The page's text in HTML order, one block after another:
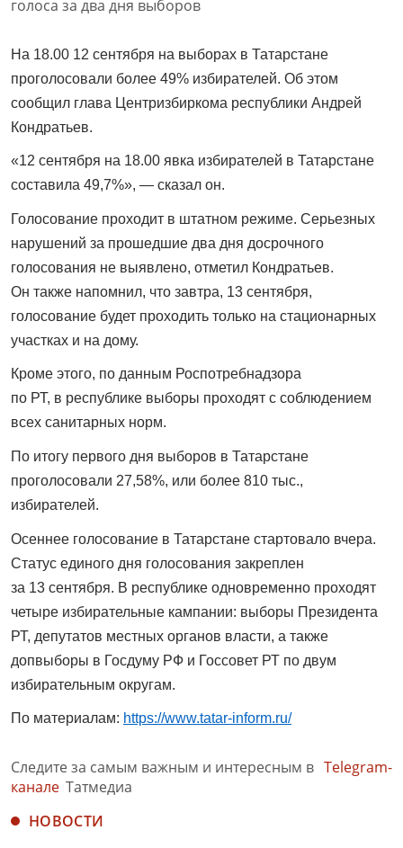
На 18.00 12 сентября на выборах в Татарстане
проголосовали более 49% избирателей. Об этом
сообщил глава Центризбиркома республики Андрей
Кондратьев.
«12 сентября на 18.00 явка избирателей в Татарстане
составила 49,7%», — сказал он.
Голосование проходит в штатном режиме. Серьезных
нарушений за прошедшие два дня досрочного
голосования не выявлено, отметил Кондратьев.
Он также напомнил, что завтра, 13 сентября,
голосование будет проходить только на стационарных
участках и на дому.
Кроме этого, по данным Роспотребнадзора
по РТ, в республике выборы проходят с соблюдением
всех санитарных норм.
По итогу первого дня выборов в Татарстане
проголосовали 27,58%, или более 810 тыс.,
избирателей.
Осеннее голосование в Татарстане стартовало вчера.
Статус единого дня голосования закреплен
за 13 сентября. В республике одновременно проходят
четыре избирательные кампании: выборы Президента
РТ, депутатов местных органов власти, а также
допвыборы в Госдуму РФ и Госсовет РТ по двум
избирательным округам.
По материалам: https://www.tatar-inform.ru/
Следите за самым важным и интересным в Telegram-
канале Татмедиа
НОВОСТИ